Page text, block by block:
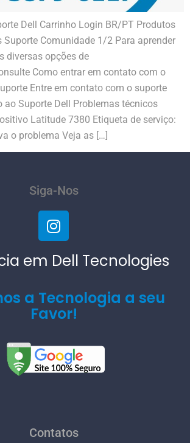
Dell Carrinho Login BR/PT Produtos
Suporte Comunidade 1/2 Para aprender
diversas opções de
Como entrar em contato com o
Entre em contato com o suporte
ao Suporte Dell Problemas técnicos
Latitude 7380 Etiqueta de serviço:
o problema Veja as […]
Siga-Nos
em Dell Tecnologies
a Tecnologia a seu
Favor!
Contatos